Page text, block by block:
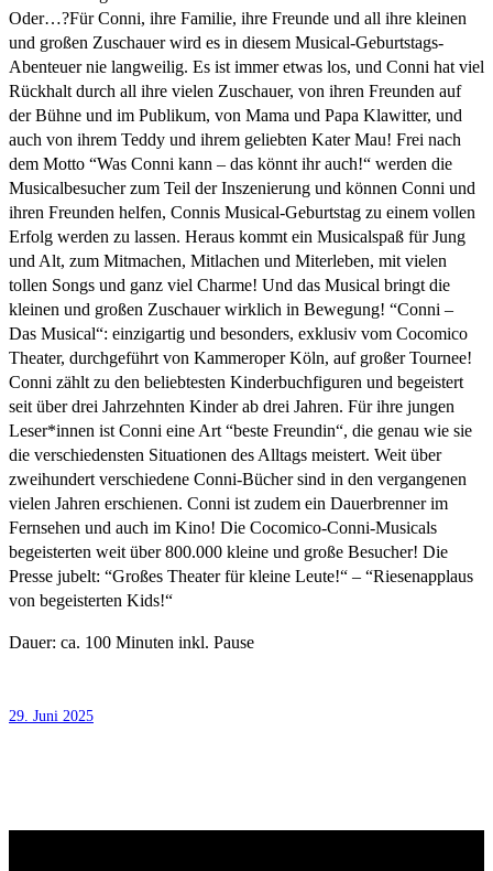
Oder…?Für Conni, ihre Familie, ihre Freunde und all ihre kleinen
und großen Zuschauer wird es in diesem Musical-Geburtstags-
Abenteuer nie langweilig. Es ist immer etwas los, und Conni hat viel
Rückhalt durch all ihre vielen Zuschauer, von ihren Freunden auf
der Bühne und im Publikum, von Mama und Papa Klawitter, und
auch von ihrem Teddy und ihrem geliebten Kater Mau! Frei nach
dem Motto “Was Conni kann – das könnt ihr auch!“ werden die
Musicalbesucher zum Teil der Inszenierung und können Conni und
ihren Freunden helfen, Connis Musical-Geburtstag zu einem vollen
Erfolg werden zu lassen. Heraus kommt ein Musicalspaß für Jung
und Alt, zum Mitmachen, Mitlachen und Miterleben, mit vielen
tollen Songs und ganz viel Charme! Und das Musical bringt die
kleinen und großen Zuschauer wirklich in Bewegung! “Conni –
Das Musical“: einzigartig und besonders, exklusiv vom Cocomico
Theater, durchgeführt von Kammeroper Köln, auf großer Tournee!
Conni zählt zu den beliebtesten Kinderbuchfiguren und begeistert
seit über drei Jahrzehnten Kinder ab drei Jahren. Für ihre jungen
Leser*innen ist Conni eine Art “beste Freundin“, die genau wie sie
die verschiedensten Situationen des Alltags meistert. Weit über
zweihundert verschiedene Conni-Bücher sind in den vergangenen
vielen Jahren erschienen. Conni ist zudem ein Dauerbrenner im
Fernsehen und auch im Kino! Die Cocomico-Conni-Musicals
begeisterten weit über 800.000 kleine und große Besucher! Die
Presse jubelt: “Großes Theater für kleine Leute!“ – “Riesenapplaus
von begeisterten Kids!“
Dauer: ca. 100 Minuten inkl. Pause
29. Juni 2025